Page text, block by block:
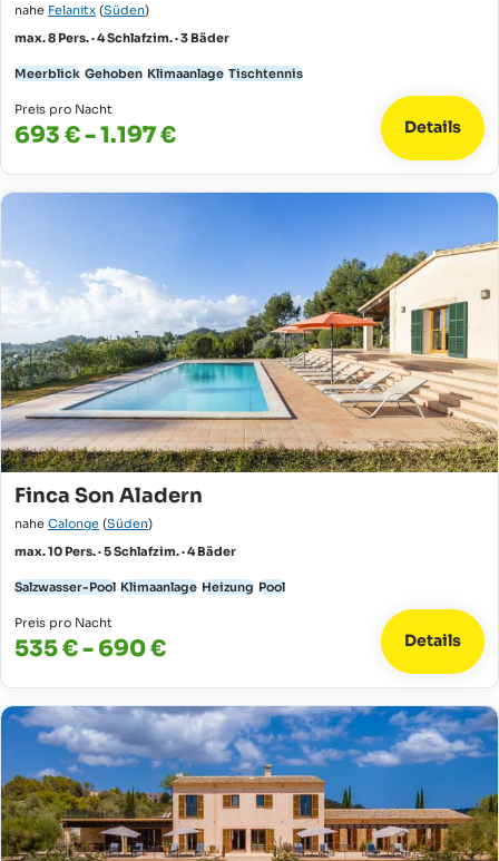
nahe Felanitx (Süden)
max. 8 Pers. · 4 Schlafzim. · 3 Bäder
Meerblick Gehoben Klimaanlage Tischtennis
Preis pro Nacht
693 € - 1.197 € Details
Finca Son Aladern
nahe Calonge (Süden)
max. 10 Pers. · 5 Schlafzim. · 4 Bäder
Salzwasser-Pool Klimaanlage Heizung Pool
Preis pro Nacht
535 € - 690 € Details